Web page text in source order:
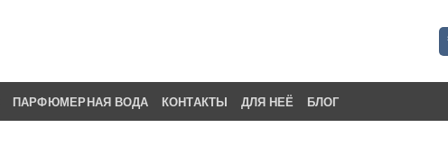
ПАРФЮМЕРНАЯ ВОДА КОНТАКТЫ ДЛЯ НЕЁ БЛОГ